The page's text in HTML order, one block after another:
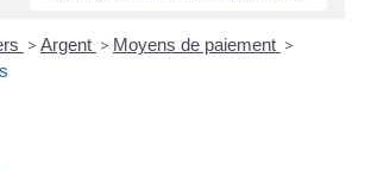
> Argent > Moyens de paiement >